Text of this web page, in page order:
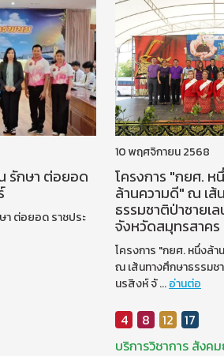
รักษา ต่อยอด
า ต่อยอด ราชประ
10 พฤศจิกายน 2568
โครงการ "กยศ.
ล้านความดี" ณ เส้
ธรรมชาติป่าชายเ
จังหวัดสมุทรสาคร
โครงการ "กยศ. หนึ่งล้
ณ เส้นทางศึกษาธรรมช
นรสิงห์ จั...อ่านต่อ
4 8 12
17
บริการวิชาการ สังค